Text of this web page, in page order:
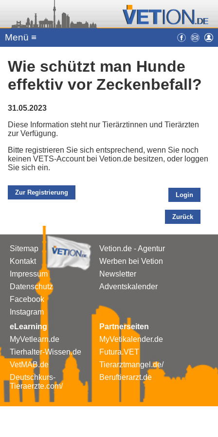
Menü ≡
Wie schützt man Hunde
effektiv vor Zeckenbefall?
31.05.2023
Diese Information steht nur Tierärztinnen und Tierärzten
zur Verfügung.
Bitte registrieren Sie sich entsprechend, wenn Sie noch
keinen VETS-Account bei Vetion.de besitzen, oder loggen
Sie sich ein.
Zur Registrierung Login
Zurück
Sitemap
Kontakt
Impressum
Datenschutz
Facebook
Instagram
Vetion.de - Agentur
Werben bei Vetion
Newsletter
Adventskalender
eLearning
MyVetlearn.de
Tierhalter-Wissen.de
VetMAB.de
Deutschkurs-
Tieraerzte.com/
Partnerseiten
MyVetikalender.de
Futura.VET
Tierarztmangel.de/
Beruftierarzt.de